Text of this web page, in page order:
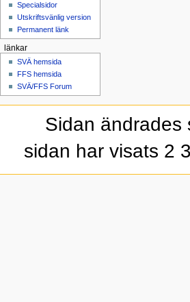
Specialsidor
Utskriftsvänlig version
Permanent länk
länkar
SVÄ hemsida
FFS hemsida
SVÄ/FFS Forum
Sidan ändrades
sidan har visats 2